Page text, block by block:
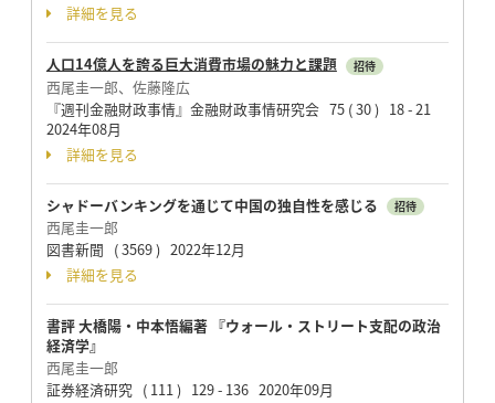
詳細を見る
人口14億人を誇る巨大消費市場の魅力と課題 招待
西尾圭一郎、佐藤隆広
『週刊金融財政事情』金融財政事情研究会 75 ( 30 ) 18 - 21
2024年08月
詳細を見る
シャドーバンキングを通じて中国の独自性を感じる 招待
西尾圭一郎
図書新聞 ( 3569 ) 2022年12月
詳細を見る
書評 大橋陽・中本悟編著 『ウォール・ストリート支配の政治
経済学』
西尾圭一郎
証券経済研究 ( 111 ) 129 - 136 2020年09月